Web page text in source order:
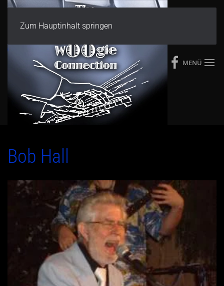
Zum Hauptinhalt springen
MENÜ
Bob Hall